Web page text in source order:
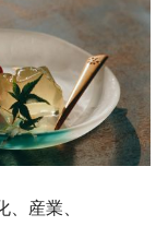
産業、